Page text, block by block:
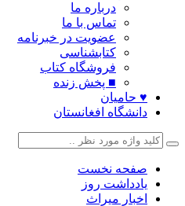
درباره ما
تماس با ما
عضویت در خبرنامه
کتابشناسی
فروشگاه کتاب
■ پخش زنده
♥ حامیان
دانشگاه افغانستان
صفحه نخست
یادداشت روز
اخبار میراث